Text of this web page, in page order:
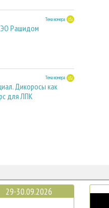
Тема номера
Рашидом
Тема номера
Дикоросы как
для ЛПК
29-30.09.2026